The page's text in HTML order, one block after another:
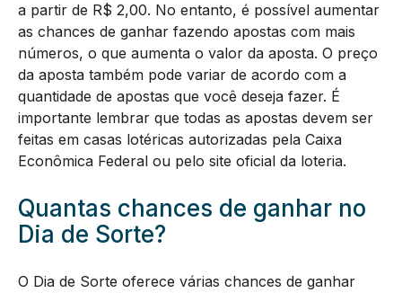
a partir de R$ 2,00. No entanto, é possível aumentar
as chances de ganhar fazendo apostas com mais
números, o que aumenta o valor da aposta. O preço
da aposta também pode variar de acordo com a
quantidade de apostas que você deseja fazer. É
importante lembrar que todas as apostas devem ser
feitas em casas lotéricas autorizadas pela Caixa
Econômica Federal ou pelo site oficial da loteria.
Quantas chances de ganhar no
Dia de Sorte?
O Dia de Sorte oferece várias chances de ganhar